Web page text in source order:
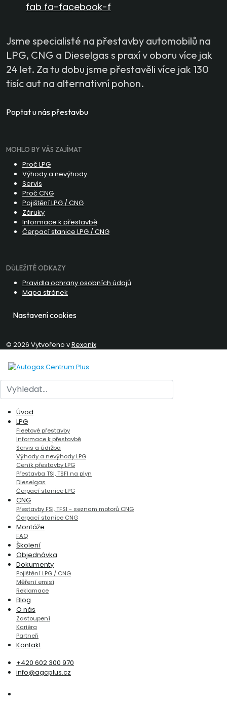
fab fa-facebook-f
Jsme specialisté na přestavby automobilů na
LPG, CNG a Dieselgas s praxí v oboru více jak
24 let. Za tu dobu jsme přestavěli více jak 130
tisíc aut na alternativní pohon.
Poptat u nás přestavbu
MOHLO BY VÁS ZAJÍMAT
Proč LPG
Výhody a nevýhody
Servis
Proč CNG
Pojištění LPG / CNG
Záruky
Informace k přestavbě
Čerpací stanice LPG / CNG
DŮLEŽITÉ ODKAZY
Pravidla ochrany osobních údajů
Mapa stránek
Nastavení cookies
© 2026 Vytvořeno vRexonix
Hledat
Úvod
LPG
Fleetové přestavby
Informace k přestavbě
Servis a údržba
Výhody a nevýhody LPG
Ceník přestavby LPG
Přestavba TSI, TSFI na plyn
Dieselgas
Čerpací stanice LPG
CNG
Přestavby FSI, TFSI - seznam motorů CNG
Čerpací stanice CNG
Montáže
FAQ
Školení
Objednávka
Dokumenty
Pojištění LPG / CNG
Měření emisí
Reklamace
Blog
O nás
Zastoupení
Kariéra
Partneři
Kontakt
+420 602 300 970
info@agcplus.cz